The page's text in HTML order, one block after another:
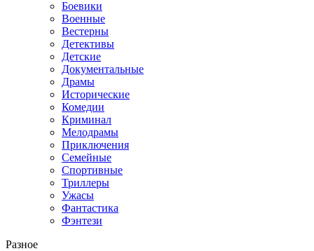
Боевики
Военные
Вестерны
Детективы
Детские
Документальные
Драмы
Исторические
Комедии
Криминал
Мелодрамы
Приключения
Семейные
Спортивные
Триллеры
Ужасы
Фантастика
Фэнтези
Разное